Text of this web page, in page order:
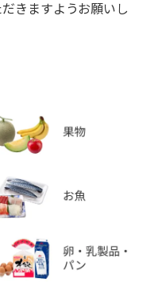
きますようお願いし